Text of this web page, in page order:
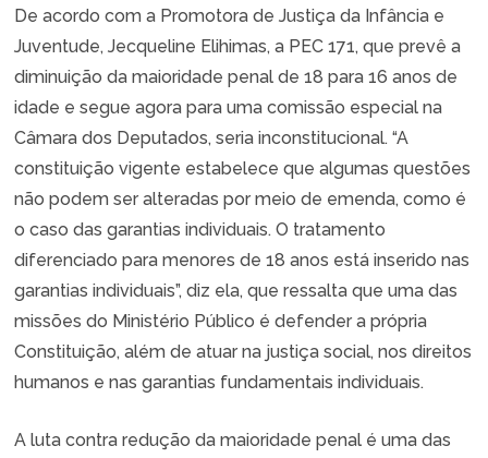
De acordo com a Promotora de Justiça da Infância e
Juventude, Jecqueline Elihimas, a PEC 171, que prevê a
diminuição da maioridade penal de 18 para 16 anos de
idade e segue agora para uma comissão especial na
Câmara dos Deputados, seria inconstitucional. “A
constituição vigente estabelece que algumas questões
não podem ser alteradas por meio de emenda, como é
o caso das garantias individuais. O tratamento
diferenciado para menores de 18 anos está inserido nas
garantias individuais”, diz ela, que ressalta que uma das
missões do Ministério Público é defender a própria
Constituição, além de atuar na justiça social, nos direitos
humanos e nas garantias fundamentais individuais.
A luta contra redução da maioridade penal é uma das